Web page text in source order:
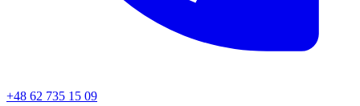
+48 62 735 15 09